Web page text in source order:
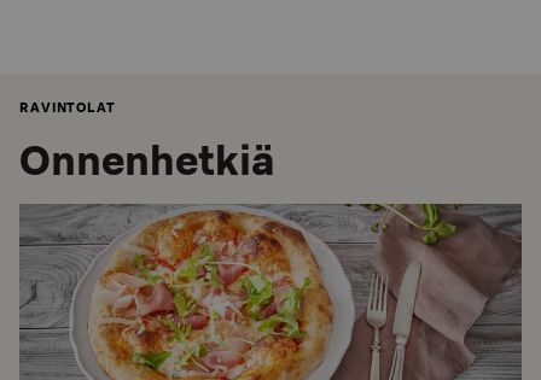
RAVINTOLAT
Onnenhetkiä